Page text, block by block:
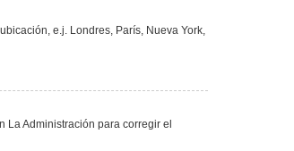
e.j. Londres, París, Nueva York,
Administración para corregir el